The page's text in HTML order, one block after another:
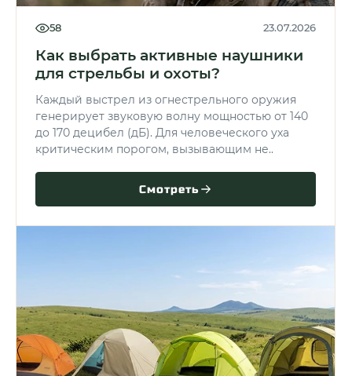
58 23.07.2026
Как выбрать активные наушники
для стрельбы и охоты?
Каждый выстрел из огнестрельного оружия
генерирует звуковую волну мощностью от 140
до 170 децибел (дБ). Для человеческого уха
критическим порогом, вызывающим не..
Смотреть